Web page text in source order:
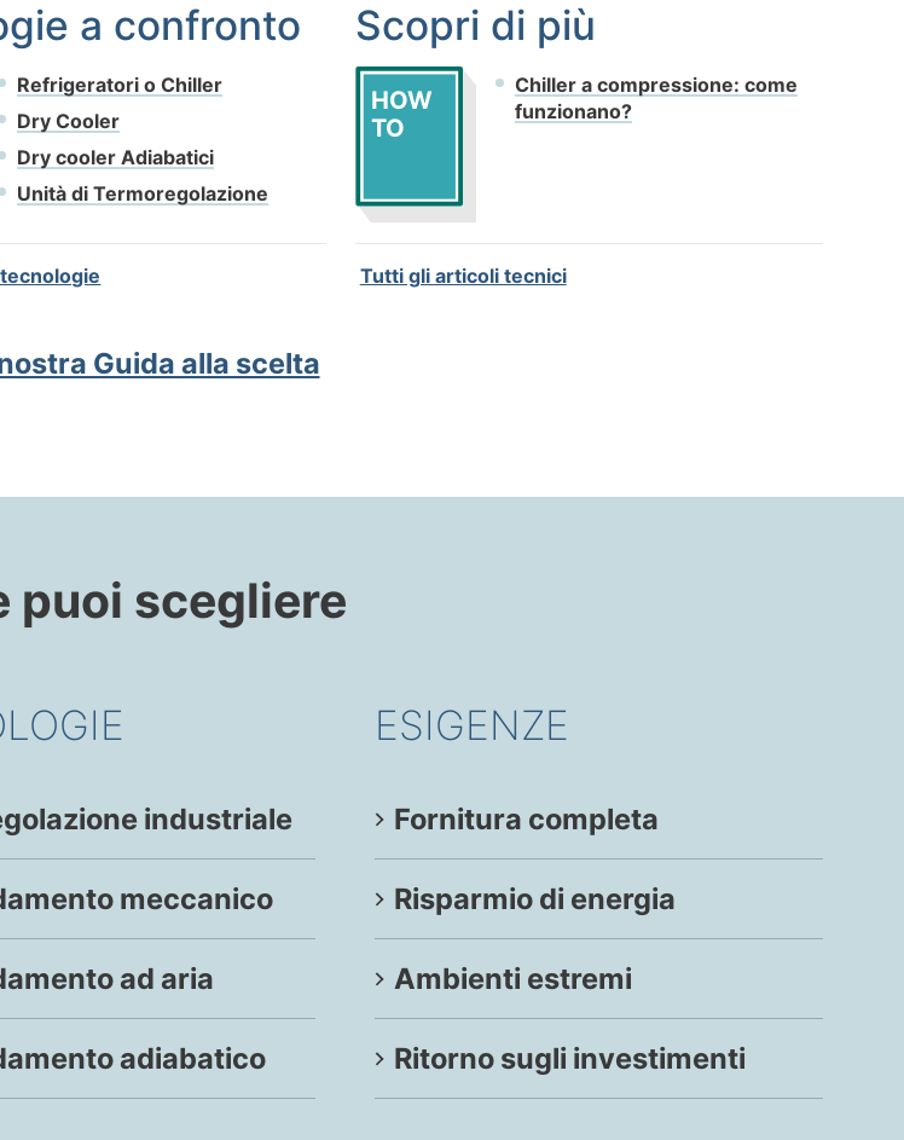
a confronto
Refrigeratori o Chiller
Dry Cooler
Dry cooler Adiabatici
Unità di Termoregolazione
Scopri di più
HOW
TO
Chiller a compressione: come
funzionano?
Tutti gli articoli tecnici
Guida alla scelta
puoi scegliere
industriale
meccanico
ad aria
adiabatico
ESIGENZE
Fornitura completa
Risparmio di energia
Ambienti estremi
Ritorno sugli investimenti